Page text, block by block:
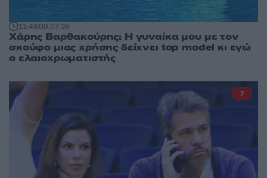
11:4809.07.26
Χάρης Βαρθακούρης: Η γυναίκα μου με τον
σκούφο μιας χρήσης δείχνει top model κι εγώ
ο ελαιοχρωματιστής
7